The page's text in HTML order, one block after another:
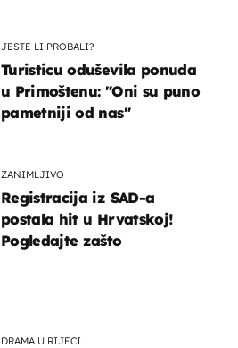
DRAMA U RIJECI
JESTE LI PROBALI?
Turisticu oduševila ponuda
u Primoštenu: "Oni su puno
pametniji od nas"
ZANIMLJIVO
Registracija iz SAD-a
postala hit u Hrvatskoj!
Pogledajte zašto